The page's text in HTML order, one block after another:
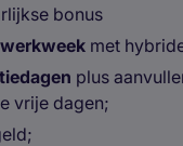
bonus
met
plus
vrije dagen;